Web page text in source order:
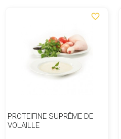
favorite_border
PROTEIFINE SUPRÊME DE
VOLAILLE